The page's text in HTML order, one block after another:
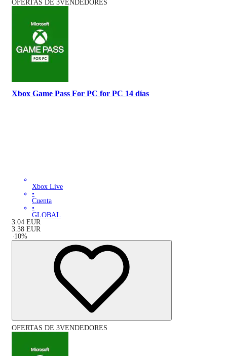
OFERTAS DE 3VENDEDORES
Xbox Game Pass For PC for PC 14 días
Xbox Live
•
Cuenta
•
GLOBAL
3.04 EUR
3.38 EUR
-10%
OFERTAS DE 3VENDEDORES